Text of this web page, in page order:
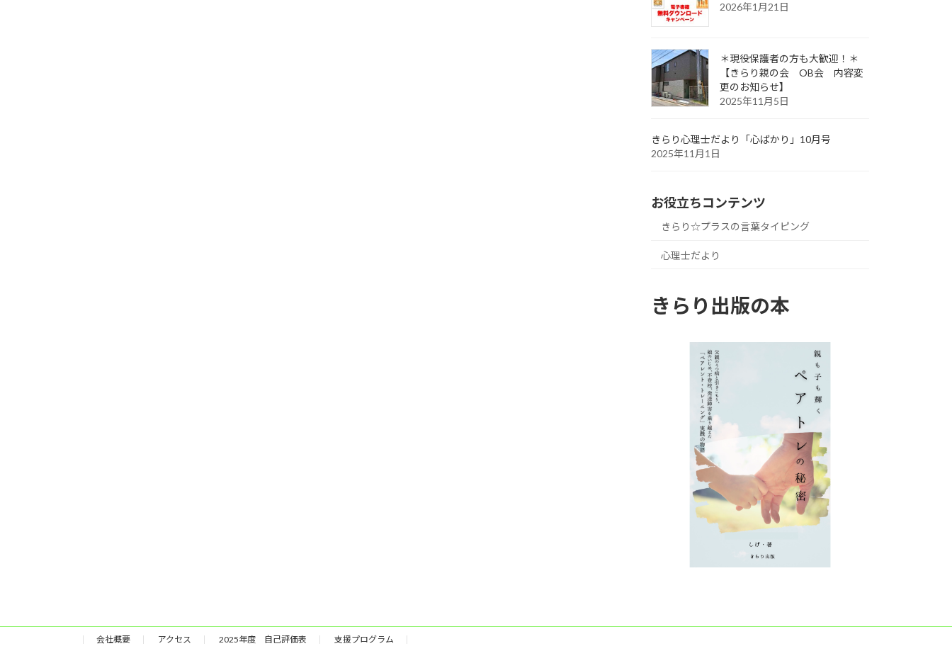
2026年1月21日
＊現役保護者の方も大歓迎！＊
【きらり親の会 OB会 内容変
更のお知らせ】
2025年11月5日
きらり心理士だより「心ばかり」10月号
2025年11月1日
お役立ちコンテンツ
きらり☆プラスの言葉タイピング
心理士だより
きらり出版の本
会社概要 アクセス 2025年度 自己評価表 支援プログラム